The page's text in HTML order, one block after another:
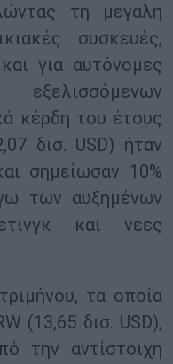
τη μεγάλη
συσκευές,
για αυτόνομες
κέρδη του έτους
δισ. USD) ήταν
σημείωσαν 10%
των αυξημένων
και νέες
τα οποία
(13,65 δισ. USD),
την αντίστοιχη